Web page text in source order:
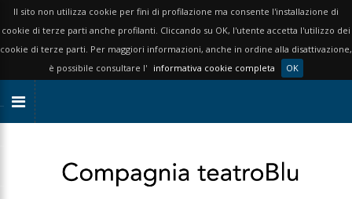
Il sito non utilizza cookie per fini di profilazione ma consente l'installazione di
cookie di terze parti anche profilanti. Cliccando su OK, l'utente accetta l'utilizzo dei
cookie di terze parti. Per maggiori informazioni, anche in ordine alla disattivazione,
è possibile consultare l' informativa cookie completa OK